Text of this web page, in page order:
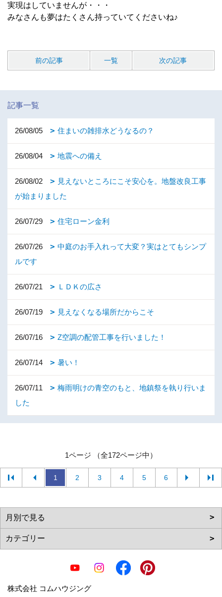
実現はしていませんが・・・
みなさんも夢はたくさん持っていてくださいね♪
前の記事 一覧 次の記事
記事一覧
26/08/05 住まいの雑排水どうなるの？
26/08/04 地震への備え
26/08/02
見えないところにこそ安心を。地盤改良工事
が始まりました
26/07/29 住宅ローン金利
26/07/26
中庭のお手入れって大変？実はとてもシンプ
ルです
26/07/21 ＬＤＫの広さ
26/07/19 見えなくなる場所だからこそ
26/07/16 Z空調の配管工事を行いました！
26/07/14 暑い！
26/07/11
梅雨明けの青空のもと、地鎮祭を執り行いま
した
1ページ （全172ページ中）
1 2 3 4 5 6
株式会社 コムハウジング